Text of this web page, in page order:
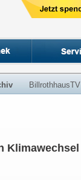
BillrothhausTV
Klimawechsel